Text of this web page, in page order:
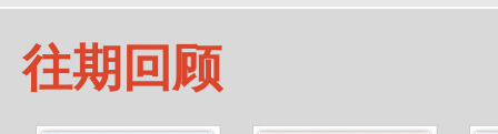
往期回顾